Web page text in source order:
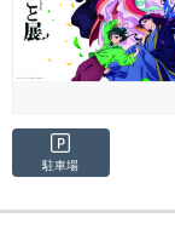
駐車場